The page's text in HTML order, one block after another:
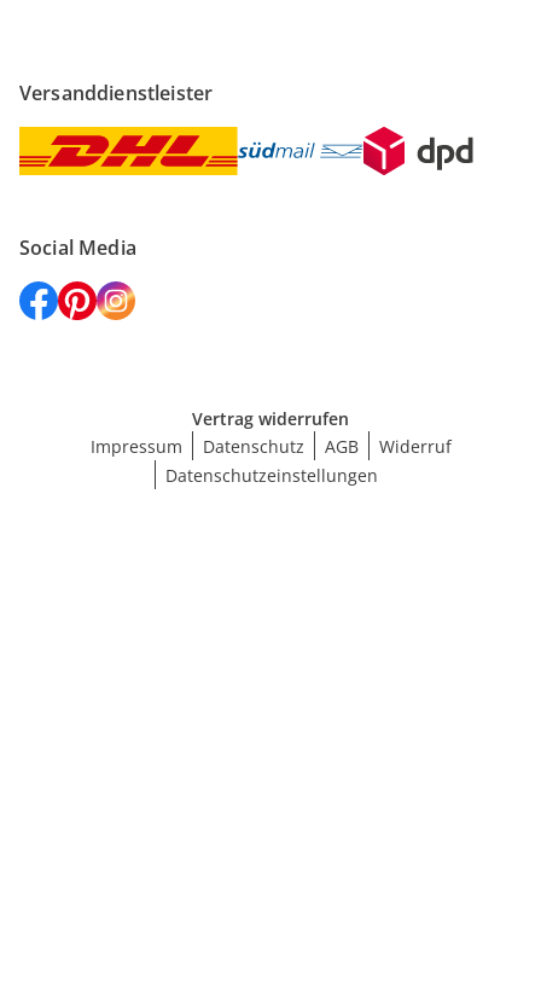
Versanddienstleister
Social Media
Vertrag widerrufen
Impressum
Datenschutz AGB
Widerruf
Datenschutzeinstellungen